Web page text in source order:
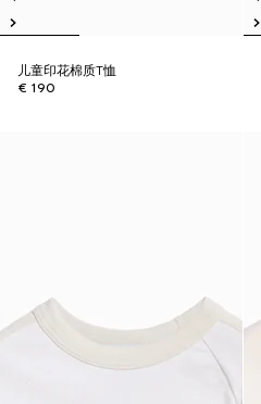
儿童印花棉质T恤
€ 190